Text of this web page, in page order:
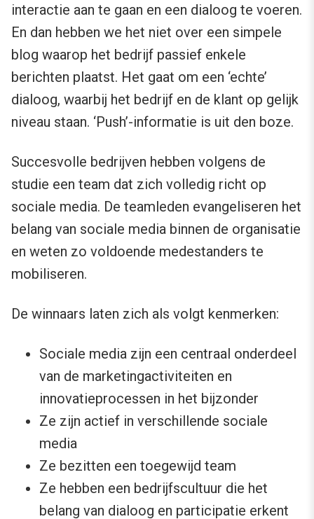
interactie aan te gaan en een dialoog te voeren.
En dan hebben we het niet over een simpele
blog waarop het bedrijf passief enkele
berichten plaatst. Het gaat om een ‘echte’
dialoog, waarbij het bedrijf en de klant op gelijk
niveau staan. ‘Push’-informatie is uit den boze.
Succesvolle bedrijven hebben volgens de
studie een team dat zich volledig richt op
sociale media. De teamleden evangeliseren het
belang van sociale media binnen de organisatie
en weten zo voldoende medestanders te
mobiliseren.
De winnaars laten zich als volgt kenmerken:
Sociale media zijn een centraal onderdeel
van de marketingactiviteiten en
innovatieprocessen in het bijzonder
Ze zijn actief in verschillende sociale
media
Ze bezitten een toegewijd team
Ze hebben een bedrijfscultuur die het
belang van dialoog en participatie erkent